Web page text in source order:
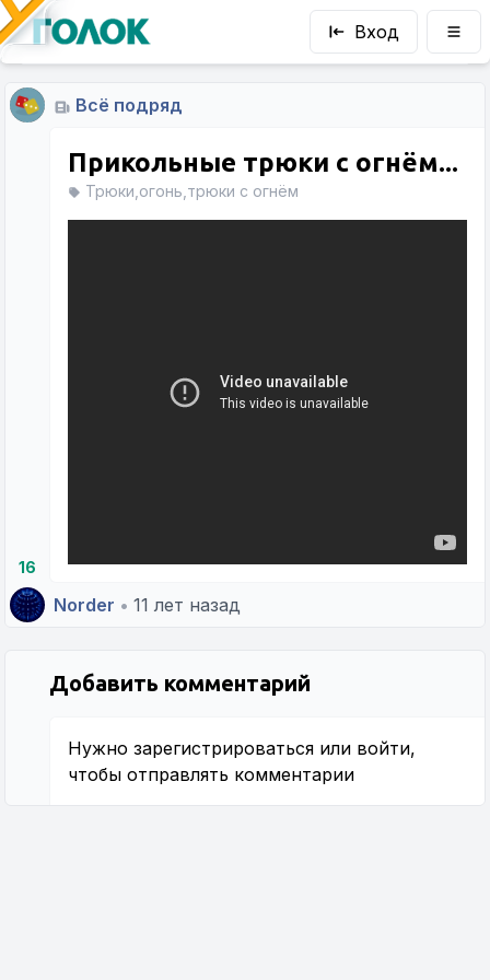
Вход
Всё подряд
16
Прикольные трюки с огнём...
Трюки,огонь,трюки с огнём
Norder • 11 лет назад
Добавить комментарий
Нужно зарегистрироваться или войти,
чтобы отправлять комментарии